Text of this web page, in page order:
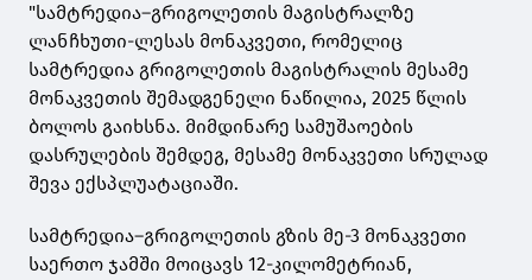
"სამტრედია–გრიგოლეთის მაგისტრალზე
ლანჩხუთი-ლესას მონაკვეთი, რომელიც
სამტრედია გრიგოლეთის მაგისტრალის მესამე
მონაკვეთის შემადგენელი ნაწილია, 2025 წლის
ბოლოს გაიხსნა. მიმდინარე სამუშაოების
დასრულების შემდეგ, მესამე მონაკვეთი სრულად
შევა ექსპლუატაციაში.
სამტრედია–გრიგოლეთის გზის მე-3 მონაკვეთი
საერთო ჯამში მოიცავს 12-კილომეტრიან,